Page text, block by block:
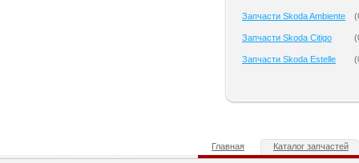
Запчасти Skoda Ambiente (
Запчасти Skoda Citigo (
Запчасти Skoda Estelle (
Главная Каталог запчастей